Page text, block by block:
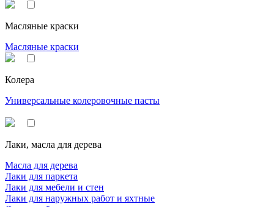
Масляные краски
Масляные краски
Колера
Универсальные колеровочные пасты
Лаки, масла для дерева
Масла для дерева
Лаки для паркета
Лаки для мебели и стен
Лаки для наружных работ и яхтные